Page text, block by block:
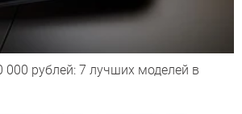
рублей: 7 лучших моделей в